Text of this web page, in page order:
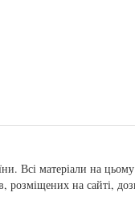
Всі матеріали на
розміщених на сайті,